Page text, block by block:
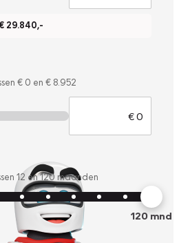
29.840,-
€ 0 en € 8.952
12 en120 maanden
120mnd